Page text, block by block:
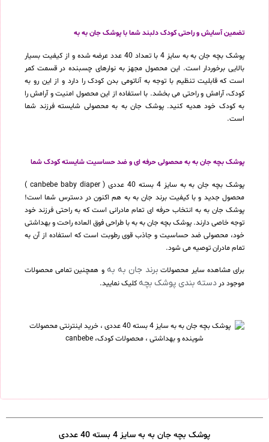
تضمین آسایش و راحتی کودک دلبند شما با پوشک جان به به
پوشک بچه جان به به سایز 4 با تعداد 40 عدد عرضه شده و از کیفیت بسیار
بالایی برخوردار است. این محصول مجهز به نوارهای چسبنده در قسمت کمر
است که قابلیت تنظیم با توجه به آناتومی بدن کودک را دارد و از این رو به
کودک، آرامش و راحتی می بخشد. با استفاده از این محصول امنیت و آرامش را
به کودک خود هدیه کنید. پوشک جان به به محصولی شایسته فرزند شما
است.
پوشک بچه جان به به محصولی حرفه ای و ضد حساسیت شایسته کودک شما
پوشک بچه جان به به سایز 4 بسته 40 عددی ( canbebe baby diaper )
محصول جدید و با کیفیت برند جان به به هم اکنون در دسترس شما است!
پوشک جان به به انتخاب حرفه ای تمام مادرانی است که به راحتی فرزند خود
توجه خاصی دارند. پوشک بچه جان به به با طراحی فوق العاده راحت و بهداشتی
خود، محصولی ضد حساسیت و جاذب قوی رطوبت است که استفاده از آن به
تمام مادران توصیه می شود.
برای مشاهده سایر محصولات برند جان به به و همچنین تمامی محصولات
موجود در دسته بندی پوشک بچهکلیک نمایید.
پوشک بچه جان به به سایز 4 بسته 40 عددی